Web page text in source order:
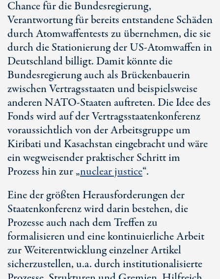
Chance für die Bundesregierung,
Verantwortung für bereits entstandene Schäden
durch Atomwaffentests zu übernehmen, die sie
durch die Stationierung der US-Atomwaffen in
Deutschland billigt. Damit könnte die
Bundesregierung auch als Brückenbauerin
zwischen Vertragsstaaten und beispielsweise
anderen NATO-Staaten auftreten. Die Idee des
Fonds wird auf der Vertragsstaatenkonferenz
voraussichtlich von der Arbeitsgruppe um
Kiribati und Kasachstan eingebracht und wäre
ein wegweisender praktischer Schritt im
Prozess hin zur „nuclear justice“.
Eine der größten Herausforderungen der
Staatenkonferenz wird darin bestehen, die
Prozesse auch nach dem Treffen zu
formalisieren und eine kontinuierliche Arbeit
zur Weiterentwicklung einzelner Artikel
sicherzustellen, u.a. durch institutionalisierte